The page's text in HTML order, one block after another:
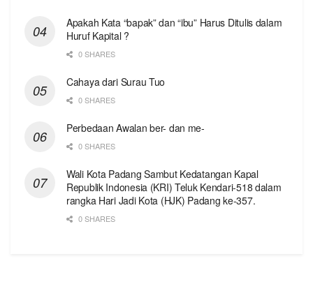
Apakah Kata “bapak” dan “ibu” Harus Ditulis dalam
Huruf Kapital ?
0 SHARES
Cahaya dari Surau Tuo
0 SHARES
Perbedaan Awalan ber- dan me-
0 SHARES
Wali Kota Padang Sambut Kedatangan Kapal
Republik Indonesia (KRI) Teluk Kendari-518 dalam
rangka Hari Jadi Kota (HJK) Padang ke-357.
0 SHARES